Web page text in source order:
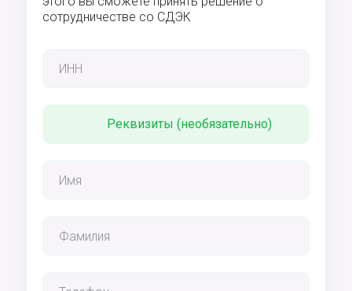
сотрудничестве со СДЭК
Реквизиты (необязательно)